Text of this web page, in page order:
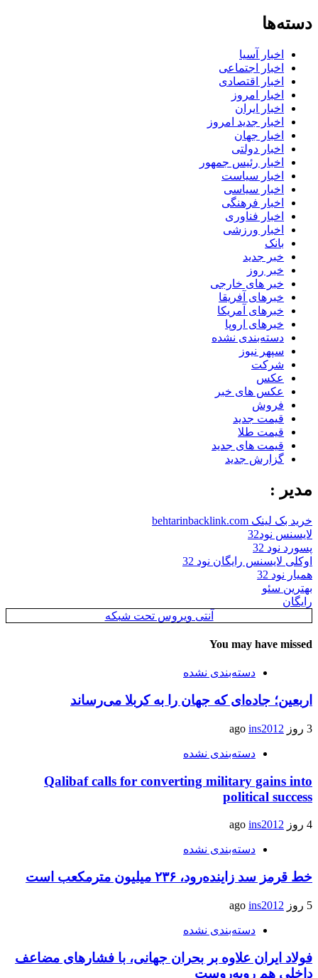
دسته‌ها
اخبار آسیا
اخبار اجتماعی
اخبار اقتصادی
اخبار امروز
اخبار ایران
اخبار جدید امروز
اخبار جهان
اخبار دولتی
اخبار رئیس جمهور
اخبار سیاست
اخبار سیاسی
اخبار فرهنگی
اخبار فناوری
اخبار ورزشی
بانک
خبر جدید
خبر روز
خبر های خارجی
خبرهای آفریقا
خبرهای آمریکا
خبرهای اروپا
دسته‌بندی نشده
سپهر نیوز
شرکت
عکس
عکس های خبر
فروش
قیمت جدید
قیمت طلا
قیمت های جدید
گزارش جدید
مدیر :
خرید بک لینک behtarinbacklink.com
لایسنس نود32
پسورد نود 32
اوکلی لایسنس رایگان نود 32
همیار نود 32
بهترین سئو
رایگان
آنتی ویروس تحت شبکه
You may have missed
دسته‌بندی نشده
اربعین؛ جاده‌ای که جهان را به کربلا می‌رساند
3 روز ago ins2012
دسته‌بندی نشده
Qalibaf calls for converting military gains into
political success
4 روز ago ins2012
دسته‌بندی نشده
خط قرمز سد زاینده‌رود، ۲۳۶ میلیون مترمکعب است
5 روز ago ins2012
دسته‌بندی نشده
فولاد ایران علاوه بر بحران جهانی، با فشارهای مضاعف
داخلی هم روبه‌روست